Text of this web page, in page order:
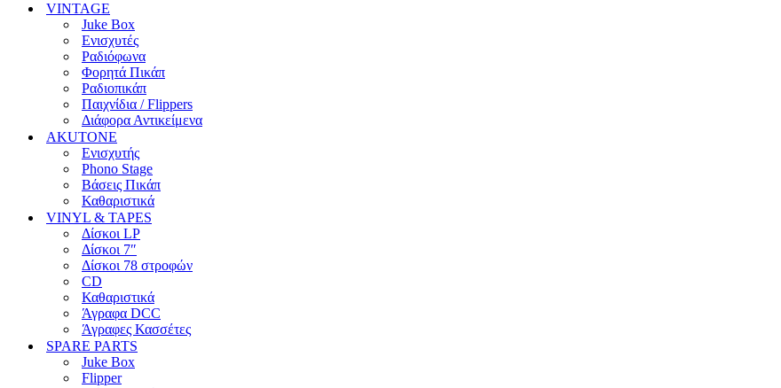
VINTAGE
Juke Box
Ενισχυτές
Ραδιόφωνα
Φορητά Πικάπ
Ραδιοπικάπ
Παιχνίδια / Flippers
Διάφορα Αντικείμενα
AKUTONE
Ενισχυτής
Phono Stage
Βάσεις Πικάπ
Καθαριστικά
VINYL & TAPES
Δίσκοι LP
Δίσκοι 7″
Δίσκοι 78 στροφών
CD
Καθαριστικά
Άγραφα DCC
Άγραφες Κασσέτες
SPARE PARTS
Juke Box
Flipper